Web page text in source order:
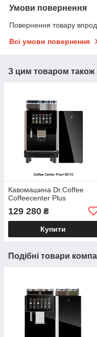
Умови повернення
Повернення товару
Всі умови повернення
З цим товаром
Кавомашина Dr.Coffee
Coffeecenter Plus
129 280 ₴
Купити
Подібні товари